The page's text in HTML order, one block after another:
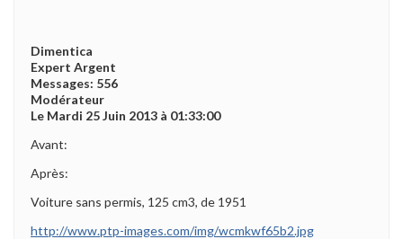
Dimentica
Expert Argent
Messages: 556
Modérateur
Le Mardi 25 Juin 2013 à 01:33:00
Avant:
Après:
Voiture sans permis, 125 cm3, de 1951
http://www.ptp-images.com/img/wcmkwf65b2.jpg